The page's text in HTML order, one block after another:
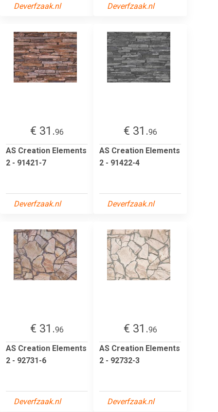
Deverfzaak.nl Deverfzaak.nl
€ 31.96
AS Creation Elements
2 - 91421-7
Deverfzaak.nl
€ 31.96
AS Creation Elements
2 - 91422-4
Deverfzaak.nl
€ 31.96
AS Creation Elements
2 - 92731-6
Deverfzaak.nl
€ 31.96
AS Creation Elements
2 - 92732-3
Deverfzaak.nl